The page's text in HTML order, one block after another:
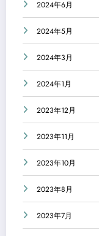
2024年6月
2024年5月
2024年3月
2024年1月
2023年12月
2023年11月
2023年10月
2023年8月
2023年7月